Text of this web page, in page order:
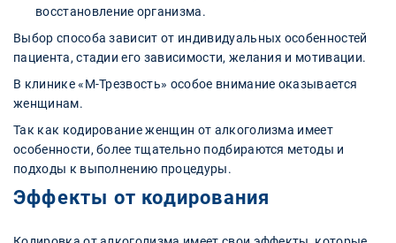
восстановление организма.
Выбор способа зависит от индивидуальных особенностей
пациента, стадии его зависимости, желания и мотивации.
В клинике «М-Трезвость» особое внимание оказывается
женщинам.
Так как кодирование женщин от алкоголизма имеет
особенности, более тщательно подбираются методы и
подходы к выполнению процедуры.
Эффекты от кодирования